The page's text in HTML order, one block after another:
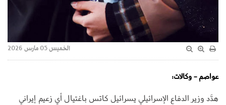
الخميس 05 مارس 2026
عواصم - وكالات:
هدَّد وزير الدفاع الإسرائيلي يسرائيل كاتس باغتيال أي زعيم إيراني